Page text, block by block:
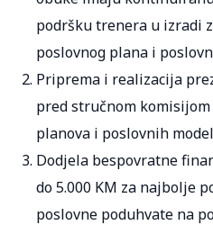
podršku trenera u izradi
poslovnog plana i
Priprema i realizacija
pred stručnom
planova i poslovnih
Dodjela bespovratne
do 5.000 KM za najbolje
poslovne poduhvate na